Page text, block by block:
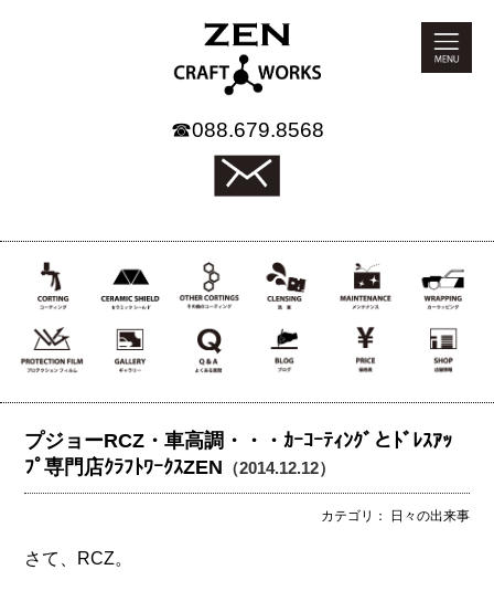
☎088.679.8568
プジョーRCZ・車高調・・・ｶｰｺｰﾃｨﾝｸﾞとﾄﾞﾚｽｱｯ
ﾌﾟ専門店ｸﾗﾌﾄﾜｰｸｽZEN （2014.12.12）
カテゴリ： 日々の出来事
さて、RCZ。